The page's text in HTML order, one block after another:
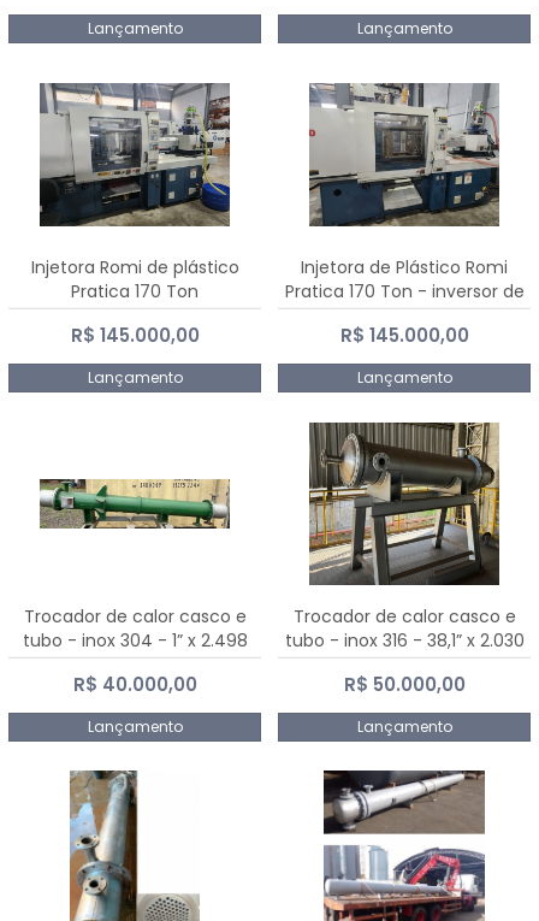
Lançamento Lançamento
Injetora Romi de plástico
Pratica 170 Ton
R$ 145.000,00
Lançamento
Injetora de Plástico Romi
Pratica 170 Ton - inversor de
frequência NR 12
R$ 145.000,00
Lançamento
Trocador de calor casco e
tubo - inox 304 - 1” x 2.498
mm
R$ 40.000,00
Lançamento
Trocador de calor casco e
tubo - inox 316 - 38,1” x 2.030
mm
R$ 50.000,00
Lançamento